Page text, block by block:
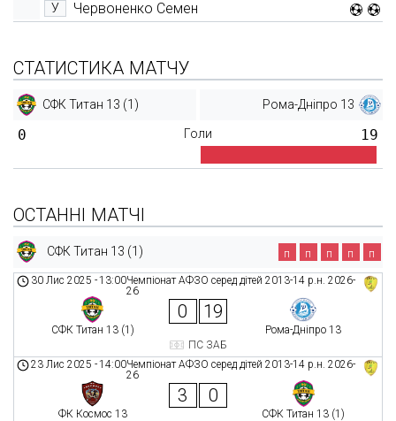
У Червоненко Семен
СТАТИСТИКА МАТЧУ
СФК Титан 13 (1) Рома-Дніпро 13
0 Голи 19
ОСТАННІ МАТЧІ
СФК Титан 13 (1) п п п п п
Чемпіонат АФЗО серед дітей 2013-14 р.н. 2026-
26
30 Лис 2025 -13:00
СФК Титан 13 (1)
0 19
Рома-Дніпро 13
ПС ЗАБ
Чемпіонат АФЗО серед дітей 2013-14 р.н. 2026-
26
23 Лис 2025 -14:00
ФК Космос 13
3 0
СФК Титан 13 (1)